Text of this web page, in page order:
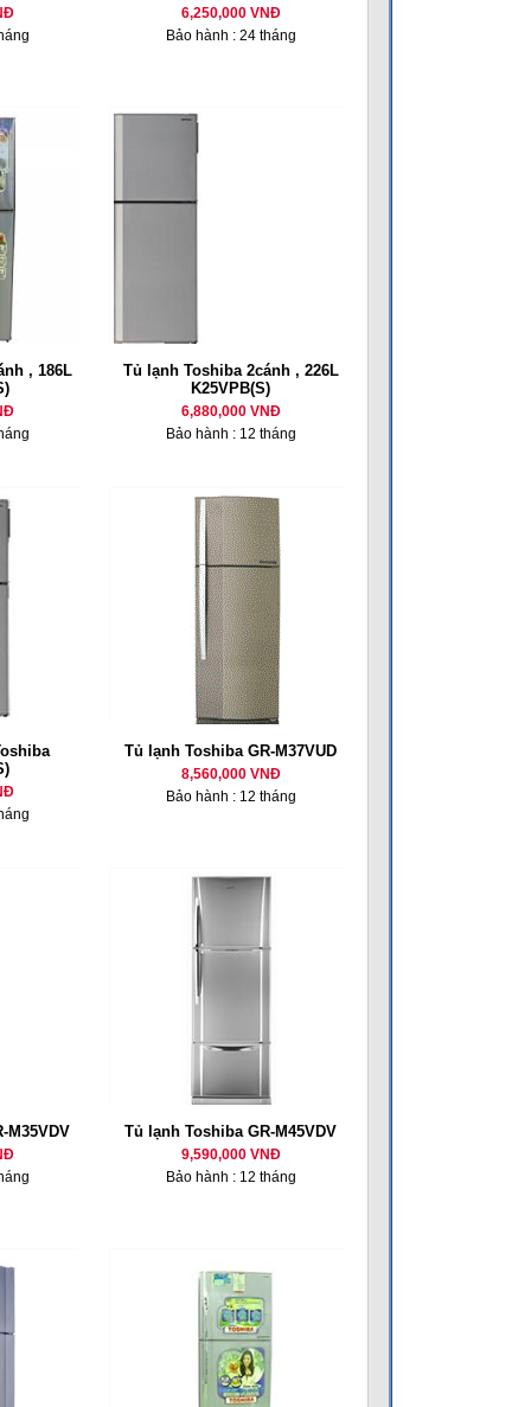
6,250,000 VNĐ
Bảo hành : 24 tháng
, 186L
Tủ lạnh Toshiba 2cánh , 226L
K25VPB(S)
6,880,000 VNĐ
Bảo hành : 12 tháng
Tủ lạnh Toshiba GR-M37VUD
8,560,000 VNĐ
Bảo hành : 12 tháng
M35VDV Tủ lạnh Toshiba GR-M45VDV
9,590,000 VNĐ
Bảo hành : 12 tháng